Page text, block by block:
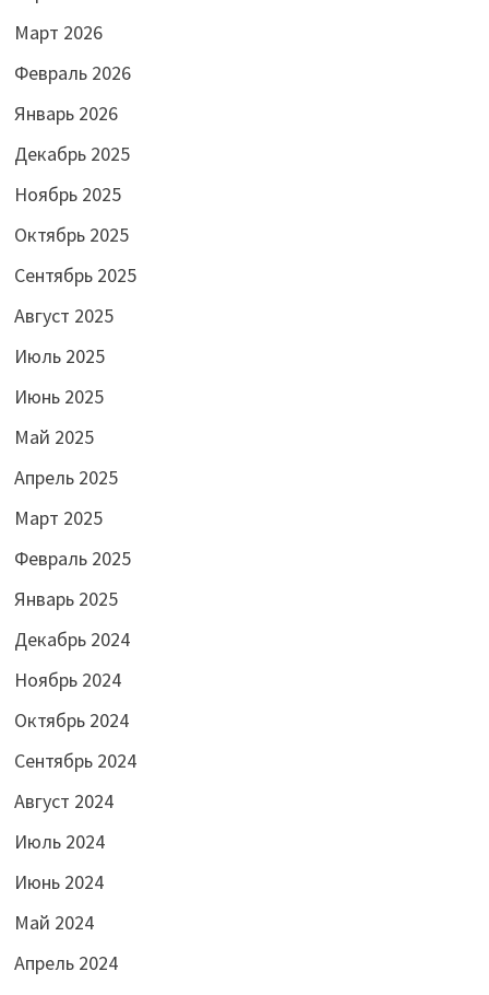
Март 2026
Февраль 2026
Январь 2026
Декабрь 2025
Ноябрь 2025
Октябрь 2025
Сентябрь 2025
Август 2025
Июль 2025
Июнь 2025
Май 2025
Апрель 2025
Март 2025
Февраль 2025
Январь 2025
Декабрь 2024
Ноябрь 2024
Октябрь 2024
Сентябрь 2024
Август 2024
Июль 2024
Июнь 2024
Май 2024
Апрель 2024